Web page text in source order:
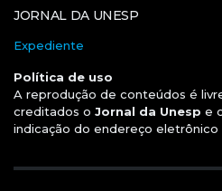
JORNAL DA UNESP
Expediente
Política de uso
A reprodução de conteúdos é
creditados o Jornal da Unesp e
indicação do endereço eletrônico